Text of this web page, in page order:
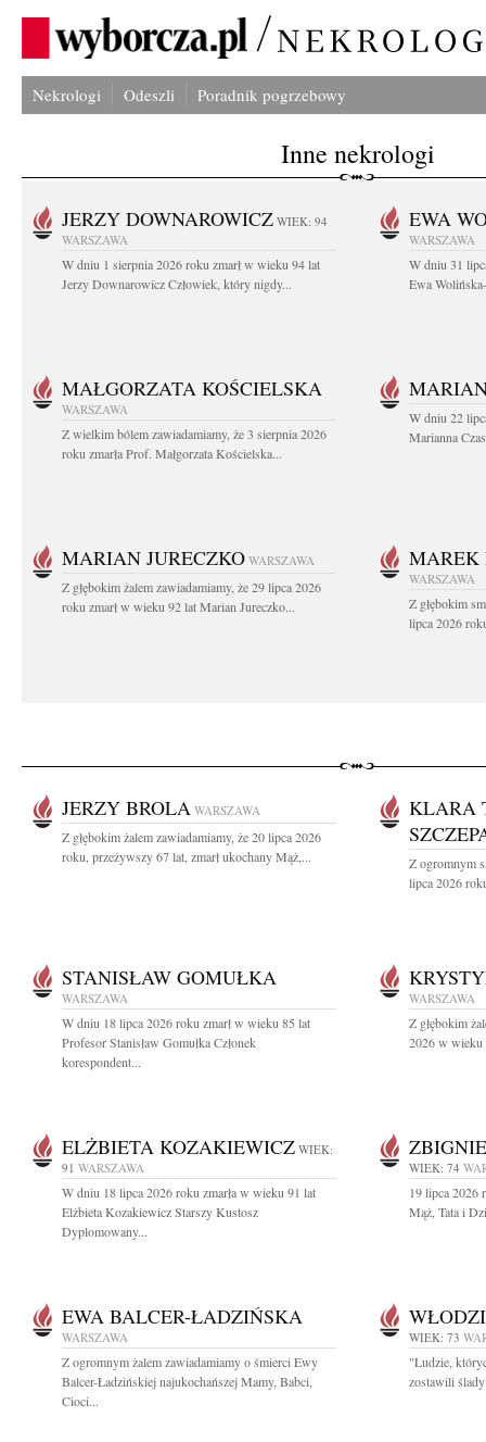
Nekrologi Odeszli Poradnik pogrzebowy
Inne nekrologi
JERZY DOWNAROWICZ WIEK: 94
WARSZAWA
W dniu 1 sierpnia 2026 roku zmarł w wieku 94 lat
Jerzy Downarowicz Człowiek, który nigdy...
EWA
WARSZAWA
W dniu 31
Ewa
MAŁGORZATA KOŚCIELSKA
WARSZAWA
Z wielkim bólem zawiadamiamy, że 3 sierpnia 2026
roku zmarła Prof. Małgorzata Kościelska...
W dniu 22
Marianna
MARIAN JURECZKO WARSZAWA
Z głębokim żalem zawiadamiamy, że 29 lipca 2026
roku zmarł w wieku 92 lat Marian Jureczko...
MAREK
WARSZAWA
Z głębokim
lipca 2026
JERZY BROLA WARSZAWA
Z głębokim żalem zawiadamiamy, że 20 lipca 2026
roku, przeżywszy 67 lat, zmarł ukochany Mąż,...
KLARA
Z ogromnym
lipca 2026
STANISŁAW GOMUŁKA
WARSZAWA
W dniu 18 lipca 2026 roku zmarł w wieku 85 lat
Profesor Stanisław Gomułka Członek
korespondent...
WARSZAWA
Z głębokim
2026 w wieku
ELŻBIETA KOZAKIEWICZ WIEK:
91 WARSZAWA
W dniu 18 lipca 2026 roku zmarła w wieku 91 lat
Elżbieta Kozakiewicz Starszy Kustosz
Dyplomowany...
WIEK: 74
19 lipca 2026
Mąż, Tata i
EWA BALCER-ŁADZIŃSKA
WARSZAWA
Z ogromnym żalem zawiadamiamy o śmierci Ewy
Balcer-Ładzińskiej najukochańszej Mamy, Babci,
Cioci...
WIEK: 73
"Ludzie,
zostawili